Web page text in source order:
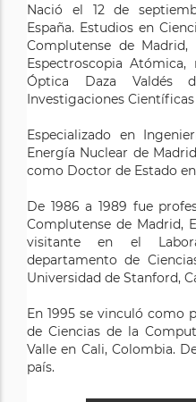
Nació el 12 de
España. Estudios en
Complutense de
Espectroscopia
Óptica Daza Valdés
Investigaciones
Especializado en
Energía Nuclear de
como Doctor de Estado
De 1986 a 1989 fue
Complutense de Madrid,
visitante en el
departamento de
Universidad de Stanford,
En 1995 se vinculó como
de Ciencias de la
Valle en Cali, Colombia.
país.